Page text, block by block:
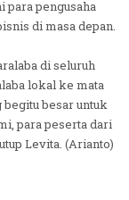
para pengusaha
di masa depan.
di seluruh
lokal ke mata
begitu besar untuk
para peserta dari
Levita. (Arianto)